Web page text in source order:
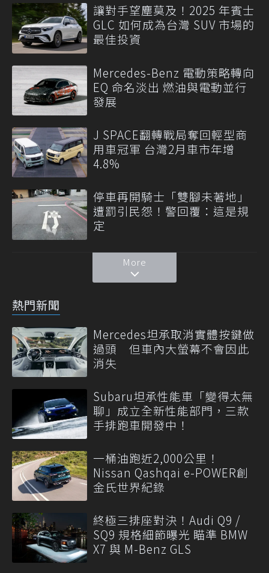
讓對手望塵莫及！2025 年賓士
GLC 如何成為台灣 SUV 市場的
最佳投資
Mercedes-Benz 電動策略轉向
EQ 命名淡出 燃油與電動並行
發展
J SPACE翻轉戰局奪回輕型商
用車冠軍 台灣2月車市年增
4.8%
停車再開騎士「雙腳未著地」
遭罰引民怨！警回覆：這是規
定
More
熱門新聞
Mercedes坦承取消實體按鍵做
過頭 但車內大螢幕不會因此
消失
Subaru坦承性能車「變得太無
聊」成立全新性能部門，三款
手排跑車開發中！
一桶油跑近2,000公里！
Nissan Qashqai e-POWER創
金氏世界紀錄
終極三排座對決！Audi Q9 /
SQ9 規格細節曝光 瞄準 BMW
X7 與 M-Benz GLS